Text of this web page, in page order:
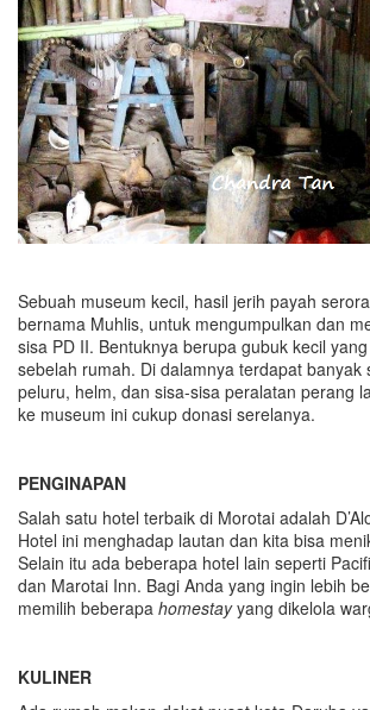
Sebuah museum kecil, hasil jerih payah
bernama Muhlis, untuk mengumpulkan dan
sisa PD II. Bentuknya berupa gubuk kecil
sebelah rumah. Di dalamnya terdapat banyak
peluru, helm, dan sisa-sisa peralatan perang
ke museum ini cukup donasi serelanya.
PENGINAPAN
Salah satu hotel terbaik di Morotai adalah
Hotel ini menghadap lautan dan kita bisa
Selain itu ada beberapa hotel lain seperti
dan Marotai Inn. Bagi Anda yang ingin lebih
memilih beberapa homestayyang dikelola
KULINER